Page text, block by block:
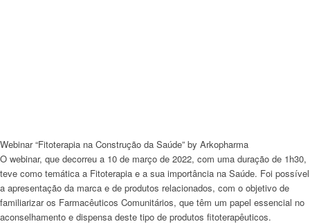
Webinar “Fitoterapia na Construção da Saúde” by Arkopharma
O webinar, que decorreu a 10 de março de 2022, com uma duração de 1h30,
teve como temática a Fitoterapia e a sua importância na Saúde. Foi possível
a apresentação da marca e de produtos relacionados, com o objetivo de
familiarizar os Farmacêuticos Comunitários, que têm um papel essencial no
aconselhamento e dispensa deste tipo de produtos fitoterapêuticos.